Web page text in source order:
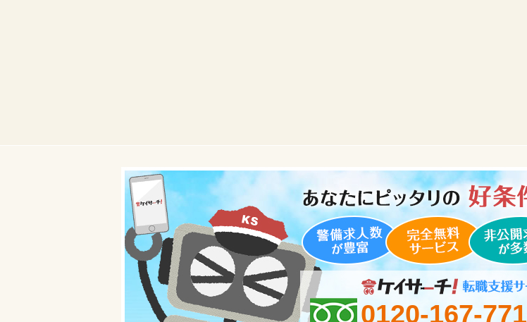
0120-167-771